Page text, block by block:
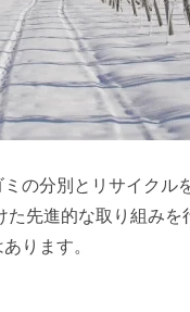
の分別とリサイクル
先進的な取り組み
ります。